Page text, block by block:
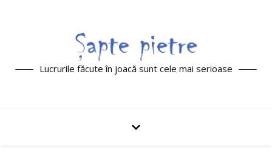
Lucrurile făcute în joacă sunt cele mai serioase